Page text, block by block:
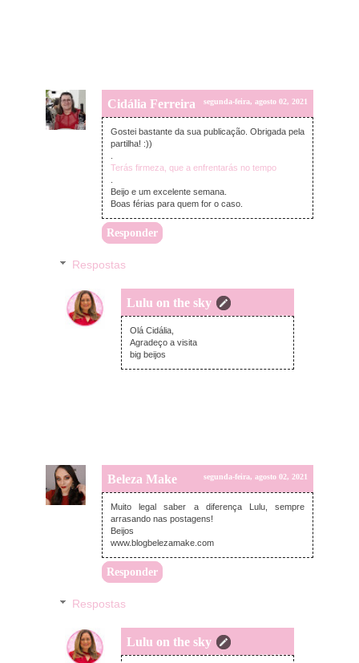
Cidália Ferreira segunda-feira, agosto 02, 2021
Gostei bastante da sua publicação. Obrigada pela
partilha! :))
Terás firmeza, que a enfrentarás no tempo
Beijo e um excelente semana.
Boas férias para quem for o caso.
Responder
Respostas
Lulu on the sky
segunda-feira, agosto 02, 2021
Olá Cidália,
Agradeço a visita
big beijos
Beleza Make segunda-feira, agosto 02, 2021
Muito legal saber a diferença Lulu, sempre
arrasando nas postagens!
Beijos
www.blogbelezamake.com
Responder
Respostas
Lulu on the sky
segunda-feira, agosto 02, 2021